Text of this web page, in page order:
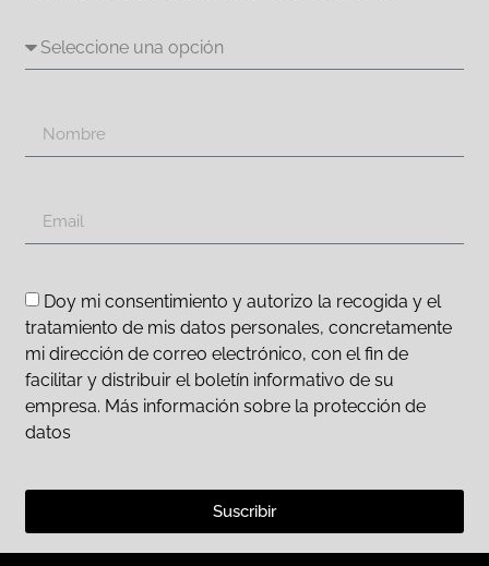
Doy mi consentimiento y autorizo la recogida y el
tratamiento de mis datos personales, concretamente
mi dirección de correo electrónico, con el fin de
facilitar y distribuir el boletín informativo de su
empresa. Más información sobre la protección de
datos
Suscribir